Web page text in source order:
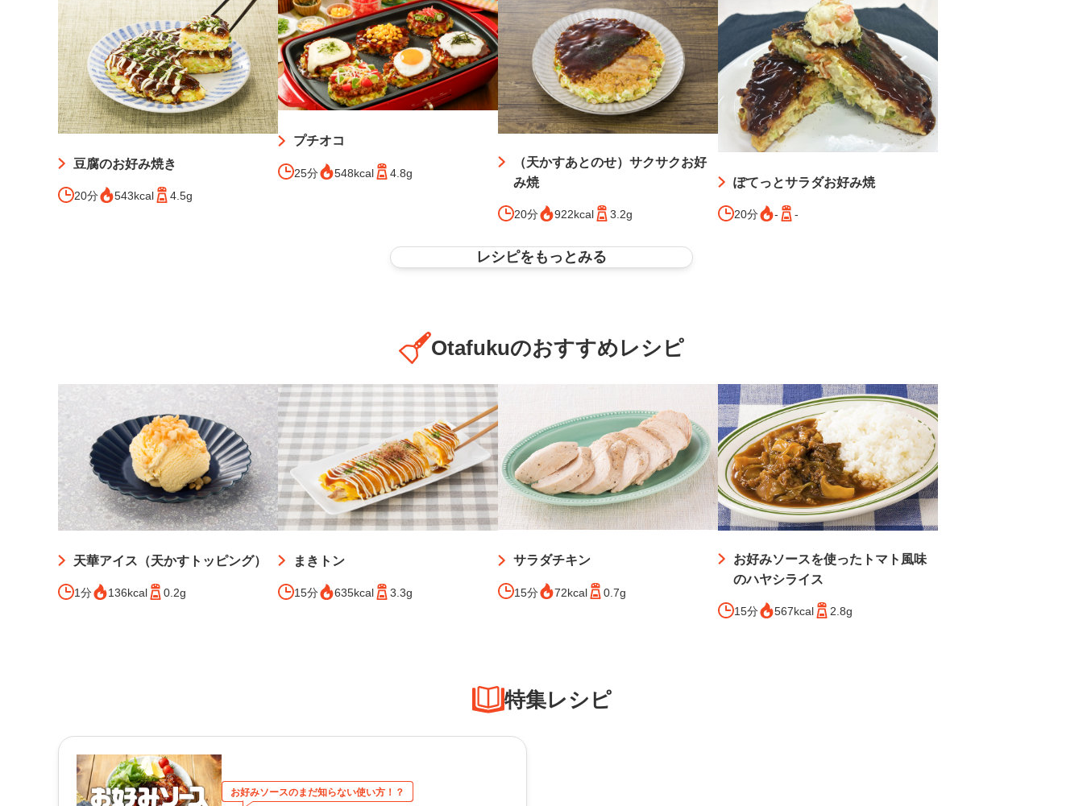
豆腐のお好み焼き
20分 543kcal 4.5g
プチオコ
25分 548kcal 4.8g
（天かすあとのせ）サクサクお好
み焼
20分 922kcal 3.2g
ぽてっとサラダお好み焼
20分 - -
レシピをもっとみる
Otafukuのおすすめレシピ
天華アイス（天かすトッピング）
1分 136kcal 0.2g
まきトン
15分 635kcal 3.3g
サラダチキン
15分 72kcal 0.7g
お好みソースを使ったトマト風味
のハヤシライス
15分 567kcal 2.8g
特集レシピ
お好みソースのまだ知らない使い方！？